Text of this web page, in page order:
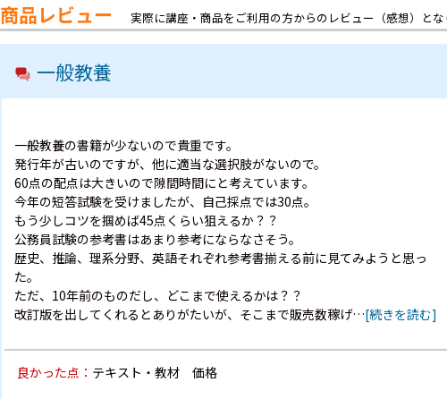
商品レビュー 実際に講座・商品をご利用の方からのレビュー（感想）とな
一般教養
一般教養の書籍が少ないので貴重です。
発行年が古いのですが、他に適当な選択肢がないので。
60点の配点は大きいので隙間時間にと考えています。
今年の短答試験を受けましたが、自己採点では30点。
もう少しコツを掴めば45点くらい狙えるか？？
公務員試験の参考書はあまり参考にならなさそう。
歴史、推論、理系分野、英語それぞれ参考書揃える前に見てみようと思っ
た。
ただ、10年前のものだし、どこまで使えるかは？？
改訂版を出してくれるとありがたいが、そこまで販売数稼げ…[続きを読む]
良かった点： テキスト・教材 価格